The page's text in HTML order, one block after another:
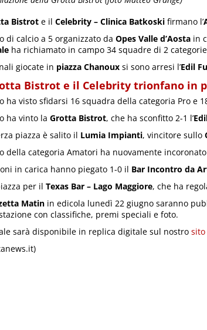
Bistrot e il Celebrity – Clinica Batkoski firmano l’
di calcio a 5 organizzato da Opes Valle d’Aosta in
ha richiamato in campo 34 squadre di 2
giocate in piazza Chanoux si sono arresi l’Edil
Bistrot e il Celebrity trionfano in
ha visto sfidarsi 16 squadra della categoria Pro e
ha vinto la Grotta Bistrot, che ha sconfitto 2-1 l’
piazza è salito il Lumia Impianti, vincitore sullo
della categoria Amatori ha nuovamente
in carica hanno piegato 1-0 il Bar Incontro da
per il Texas Bar – Lago Maggiore, che ha
Matin in edicola lunedì 22 giugno saranno
con classifiche, premi speciali e foto.
sarà disponibile in replica digitale sul nostro sito